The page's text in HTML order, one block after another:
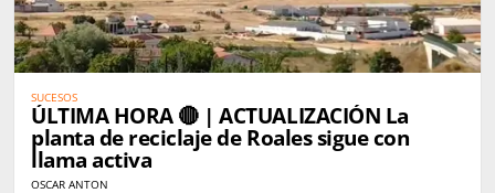
SUCESOS
ÚLTIMA HORA 🔴 | ACTUALIZACIÓN La
planta de reciclaje de Roales sigue con
llama activa
OSCAR ANTON